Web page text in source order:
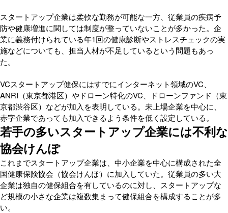
スタートアップ企業は柔軟な勤務が可能な一方、従業員の疾病予
防や健康増進に関しては制度が整っていないことが多かった。企
業に義務付けられている年1回の健康診断やストレスチェックの実
施などについても、担当人材が不足しているという問題もあっ
た。
VCスタートアップ健保にはすでにインターネット領域のVC、
ANRI（東京都港区）やドローン特化のVC、ドローンファンド（東
京都渋谷区）などが加入を表明している。未上場企業を中心に、
赤字企業であっても加入できるよう条件を低く設定している。
若手の多いスタートアップ企業には不利な
協会けんぽ
これまでスタートアップ企業は、中小企業を中心に構成された全
国健康保険協会（協会けんぽ）に加入していた。従業員の多い大
企業は独自の健保組合を有しているのに対し、スタートアップな
ど規模の小さな企業は複数集まって健保組合を構成することが多
い。